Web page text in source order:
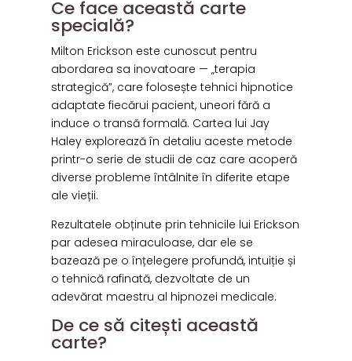
Ce face această carte
specială?
Milton Erickson este cunoscut pentru
abordarea sa inovatoare — „terapia
strategică”, care folosește tehnici hipnotice
adaptate fiecărui pacient, uneori fără a
induce o transă formală. Cartea lui Jay
Haley explorează în detaliu aceste metode
printr-o serie de studii de caz care acoperă
diverse probleme întâlnite în diferite etape
ale vieții.
Rezultatele obținute prin tehnicile lui Erickson
par adesea miraculoase, dar ele se
bazează pe o înțelegere profundă, intuiție și
o tehnică rafinată, dezvoltate de un
adevărat maestru al hipnozei medicale.
De ce să citești această
carte?